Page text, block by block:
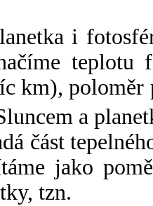
i
km),
a
část
jako
tzn.